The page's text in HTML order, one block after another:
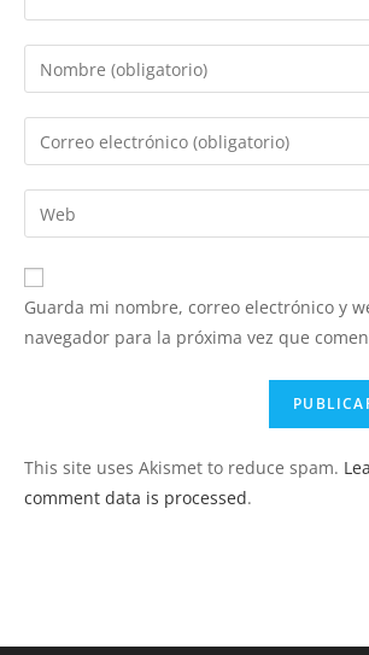
Introduce
tu
nombre
de
usuario
para
comentar
Introduce
tu
dirección
de
electrónico
para
comentar
Introduce
la
URL
de
Guarda mi nombre, correo electrónico y
navegador para la próxima vez que
This site uses Akismet to reduce spam.
comment data is processed.